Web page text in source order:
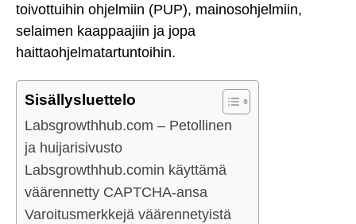
toivottuihin ohjelmiin (PUP), mainosohjelmiin,
selaimen kaappaajiin ja jopa
haittaohjelmatartuntoihin.
Sisällysluettelo
Labsgrowthhub.com – Petollinen
ja huijarisivusto
Labsgrowthhub.comin käyttämä
väärennetty CAPTCHA-ansa
Varoitusmerkkejä väärennetyistä